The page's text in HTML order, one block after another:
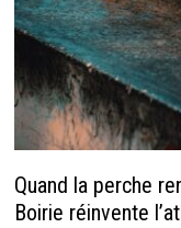
Quand la perche
Boirie réinvente